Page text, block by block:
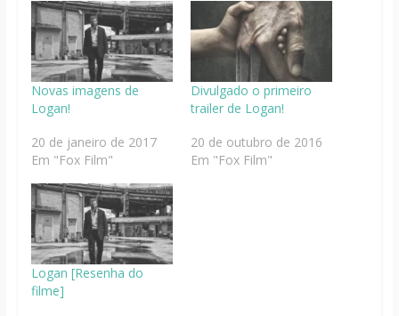
Novas imagens de
Logan!
20 de janeiro de 2017
Em "Fox Film"
Divulgado o primeiro
trailer de Logan!
20 de outubro de 2016
Em "Fox Film"
Logan [Resenha do
filme]